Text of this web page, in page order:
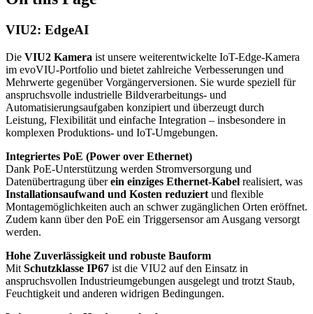
VIU2: EdgeAI
Die VIU2 Kamera ist unsere weiterentwickelte IoT-Edge-Kamera
im evoVIU-Portfolio und bietet zahlreiche Verbesserungen und
Mehrwerte gegenüber Vorgängerversionen. Sie wurde speziell für
anspruchsvolle industrielle Bildverarbeitungs- und
Automatisierungsaufgaben konzipiert und überzeugt durch
Leistung, Flexibilität und einfache Integration – insbesondere in
komplexen Produktions- und IoT-Umgebungen.
Integriertes PoE (Power over Ethernet)
Dank PoE-Unterstützung werden Stromversorgung und
Datenübertragung überein einziges Ethernet-Kabel realisiert, was
Installationsaufwand und Kosten reduziert und flexible
Montagemöglichkeiten auch an schwer zugänglichen Orten eröffnet.
Zudem kann über den PoE ein Triggersensor am Ausgang versorgt
werden.
Hohe Zuverlässigkeit und robuste Bauform
Mit Schutzklasse IP67 ist die VIU2 auf den Einsatz in
anspruchsvollen Industrieumgebungen ausgelegt und trotzt Staub,
Feuchtigkeit und anderen widrigen Bedingungen.